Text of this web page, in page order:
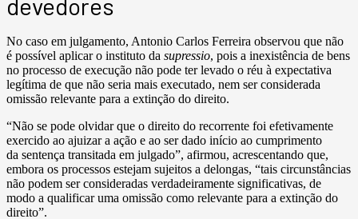
No caso em julgamento, Antonio Carlos Ferreira observou que não
é possível aplicar o instituto da supressio, pois a inexistência de bens
no processo de execução não pode ter levado o réu à expectativa
legítima de que não seria mais executado, nem ser considerada
omissão relevante para a extinção do direito.
“Não se pode olvidar que o direito do recorrente foi efetivamente
exercido ao ajuizar a ação e ao ser dado início ao cumprimento
da sentença transitada em julgado”, afirmou, acrescentando que,
embora os processos estejam sujeitos a delongas, “tais circunstâncias
não podem ser consideradas verdadeiramente significativas, de
modo a qualificar uma omissão como relevante para a extinção do
direito”.